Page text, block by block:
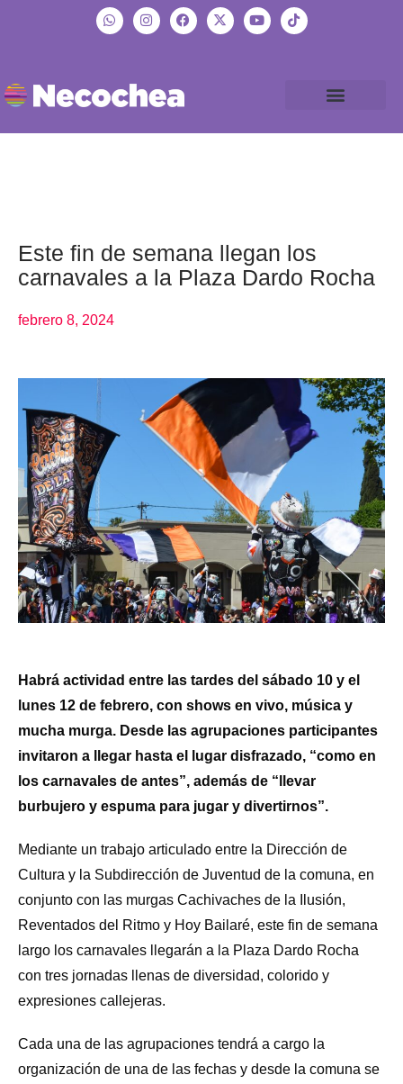
Este fin de semana llegan los
carnavales a la Plaza Dardo Rocha
febrero 8, 2024
Habrá actividad entre las tardes del sábado 10 y el
lunes 12 de febrero, con shows en vivo, música y
mucha murga. Desde las agrupaciones participantes
invitaron a llegar hasta el lugar disfrazado, “como en
los carnavales de antes”, además de “llevar
burbujero y espuma para jugar y divertirnos”.
Mediante un trabajo articulado entre la Dirección de
Cultura y la Subdirección de Juventud de la comuna, en
conjunto con las murgas Cachivaches de la Ilusión,
Reventados del Ritmo y Hoy Bailaré, este fin de semana
largo los carnavales llegarán a la Plaza Dardo Rocha
con tres jornadas llenas de diversidad, colorido y
expresiones callejeras.
Cada una de las agrupaciones tendrá a cargo la
organización de una de las fechas y desde la comuna se